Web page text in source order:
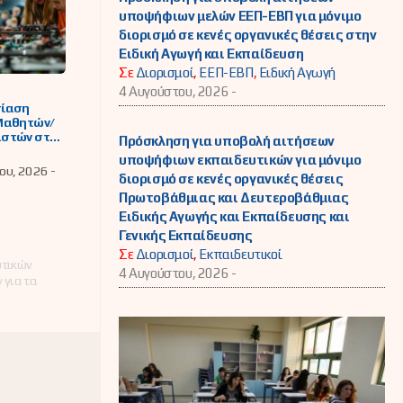
στην
2026 -
τα
υποψήφιων μελών ΕΕΠ-ΕΒΠ για μόνιμο
διορισμό σε κενές οργανικές θέσεις στην
Ειδική Αγωγή και Εκπαίδευση
ΣεΔιορισμοί, ΕΕΠ-ΕΒΠ, Ειδική Αγωγή
4 Αυγούστου, 2026 -
Πρόσκληση για υποβολή αιτήσεων
υποψήφιων εκπαιδευτικών για μόνιμο
διορισμό σε κενές οργανικές θέσεις
Πρωτοβάθμιας και Δευτεροβάθμιας
Ειδικής Αγωγής και Εκπαίδευσης και
Γενικής Εκπαίδευσης
ΣεΔιορισμοί, Εκπαιδευτικοί
4 Αυγούστου, 2026 -